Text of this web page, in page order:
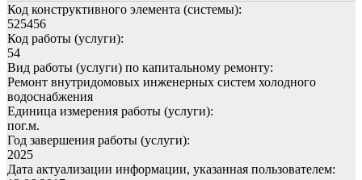
Код конструктивного элемента (системы):
525456
Код работы (услуги):
54
Вид работы (услуги) по капитальному ремонту:
Ремонт внутридомовых инженерных систем холодного
водоснабжения
Единица измерения работы (услуги):
пог.м.
Год завершения работы (услуги):
2025
Дата актуализации информации, указанная пользователем: